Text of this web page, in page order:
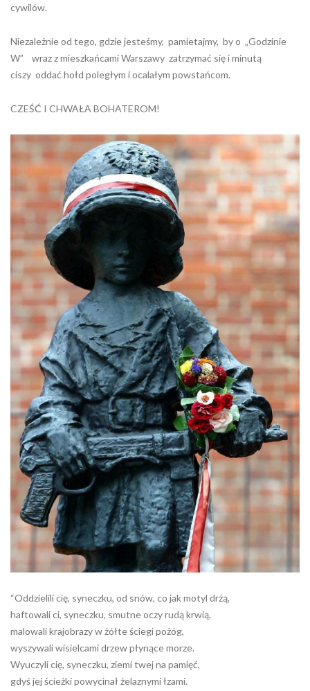
cywilów.
Niezależnie od tego, gdzie jesteśmy, pamietajmy, by o „Godzinie
W” wraz z mieszkańcami Warszawy zatrzymać się i minutą
ciszy oddać hołd poległym i ocalałym powstańcom.
CZEŚĆ I CHWAŁA BOHATEROM!
“Oddzielili cię, syneczku, od snów, co jak motyl drżą,
haftowali ci, syneczku, smutne oczy rudą krwią,
malowali krajobrazy w żółte ściegi pożóg,
wyszywali wisielcami drzew płynące morze.
Wyuczyli cię, syneczku, ziemi twej na pamięć,
gdyś jej ścieżki powycinał żelaznymi łzami.